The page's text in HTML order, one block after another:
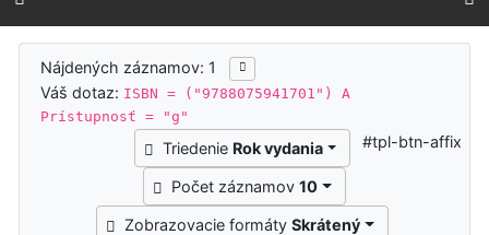
Výsledky vyhľadávania
Nájdených záznamov: 1
Váš dotaz: ISBN = ("9788075941701") A
Prístupnosť = "g"
Triedenie Rok vydania
Počet záznamov10
Zobrazovacie formátySkrátený
#tpl-btn-affix